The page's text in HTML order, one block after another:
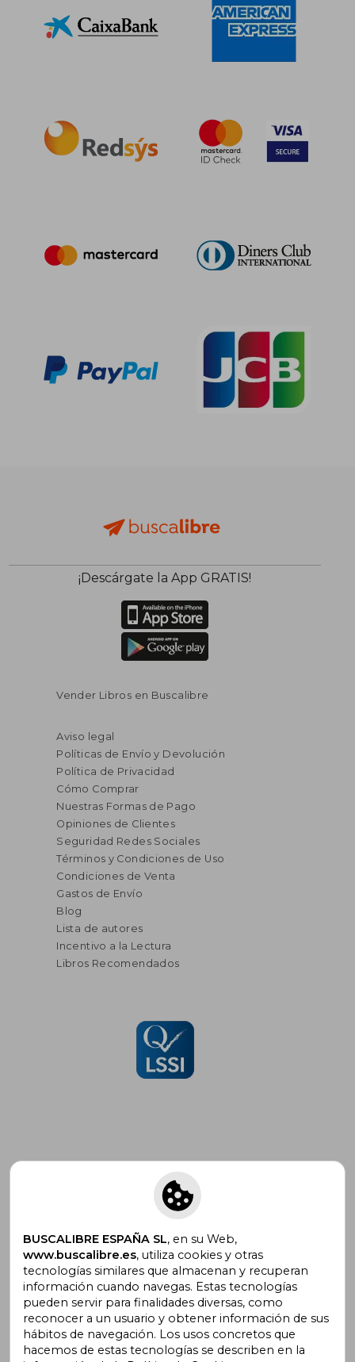
¡Descárgate la App GRATIS!
Vender Libros en Buscalibre
Aviso legal
Políticas de Envío y Devolución
Política de Privacidad
Cómo Comprar
Nuestras Formas de Pago
Opiniones de Clientes
Seguridad Redes Sociales
Términos y Condiciones de Uso
Condiciones de Venta
Gastos de Envío
Blog
Lista de autores
Incentivo a la Lectura
Libros Recomendados
Suscríbete para recibir ofertas y
promociones
¿Necesitas ayuda?
Ir a Centro de Soporte
BUSCALIBRE ESPAÑA SL, en su Web,
www.buscalibre.es, utiliza cookies y otras
tecnologías similares que almacenan y recuperan
información cuando navegas. Estas tecnologías
pueden servir para finalidades diversas, como
reconocer a un usuario y obtener información de sus
hábitos de navegación. Los usos concretos que
hacemos de estas tecnologías se describen en la